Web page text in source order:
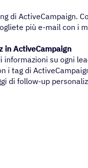
di ActiveCampaign.
più e-mail con i
in ActiveCampaign
su ogni
i tag di
di follow-up